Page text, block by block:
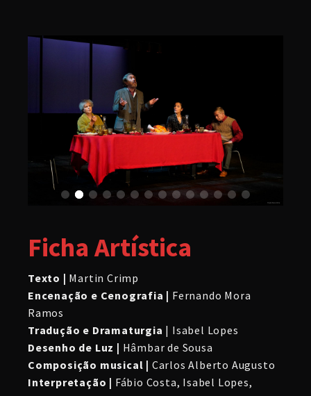
Ficha Artística
Texto | Martin Crimp
Encenação e Cenografia | Fernando Mora
Ramos
Tradução e Dramaturgia | Isabel Lopes
Desenho de Luz | Hâmbar de Sousa
Composição musical | Carlos Alberto Augusto
Interpretação | Fábio Costa, Isabel Lopes,